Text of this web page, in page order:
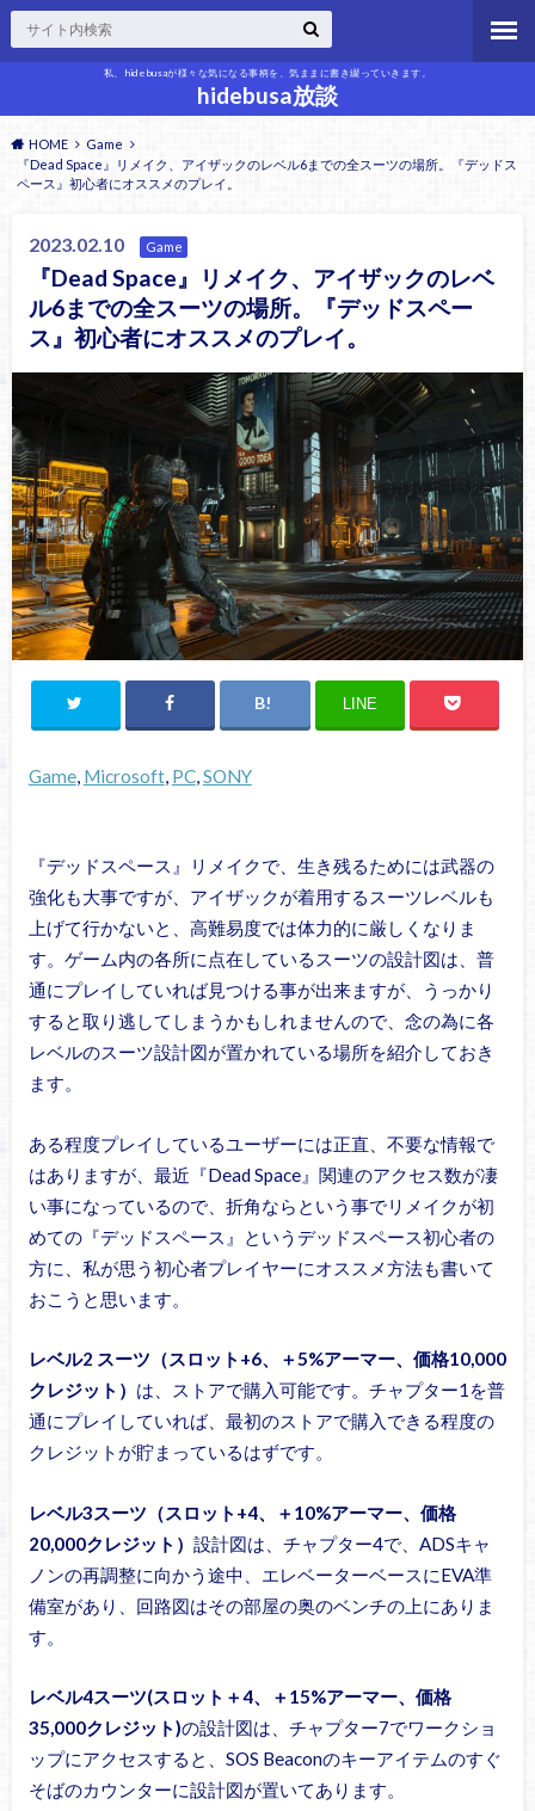
私、hidebusaが様々な気になる事柄を、気ままに書き綴っていきます。
hidebusa放談
HOME
Game
『Dead Space』リメイク、アイザックのレベル6までの全スーツの場所。『デッドス
ペース』初心者にオススメのプレイ。
2023.02.10 Game
『Dead Space』リメイク、アイザックのレベ
ル6までの全スーツの場所。『デッドスペー
ス』初心者にオススメのプレイ。
LINE
Game, Microsoft, PC, SONY
『デッドスペース』リメイクで、生き残るためには武器の
強化も大事ですが、アイザックが着用するスーツレベルも
上げて行かないと、高難易度では体力的に厳しくなりま
す。ゲーム内の各所に点在しているスーツの設計図は、普
通にプレイしていれば見つける事が出来ますが、うっかり
すると取り逃してしまうかもしれませんので、念の為に各
レベルのスーツ設計図が置かれている場所を紹介しておき
ます。
ある程度プレイしているユーザーには正直、不要な情報で
はありますが、最近『Dead Space』関連のアクセス数が凄
い事になっているので、折角ならという事でリメイクが初
めての『デッドスペース』というデッドスペース初心者の
方に、私が思う初心者プレイヤーにオススメ方法も書いて
おこうと思います。
レベル2 スーツ（スロット+6、＋5%アーマー、価格10,000
クレジット） は、ストアで購入可能です。チャプター1を普
通にプレイしていれば、最初のストアで購入できる程度の
クレジットが貯まっているはずです。
レベル3スーツ（スロット+4、＋10%アーマー、価格
20,000クレジット） 設計図は、チャプター4で、ADSキャ
ノンの再調整に向かう途中、エレベーターベースにEVA準
備室があり、回路図はその部屋の奥のベンチの上にありま
す。
レベル4スーツ(スロット＋4、＋15%アーマー、価格
35,000クレジット)の設計図は、チャプター7でワークショ
ップにアクセスすると、SOS Beaconのキーアイテムのすぐ
そばのカウンターに設計図が置いてあります。